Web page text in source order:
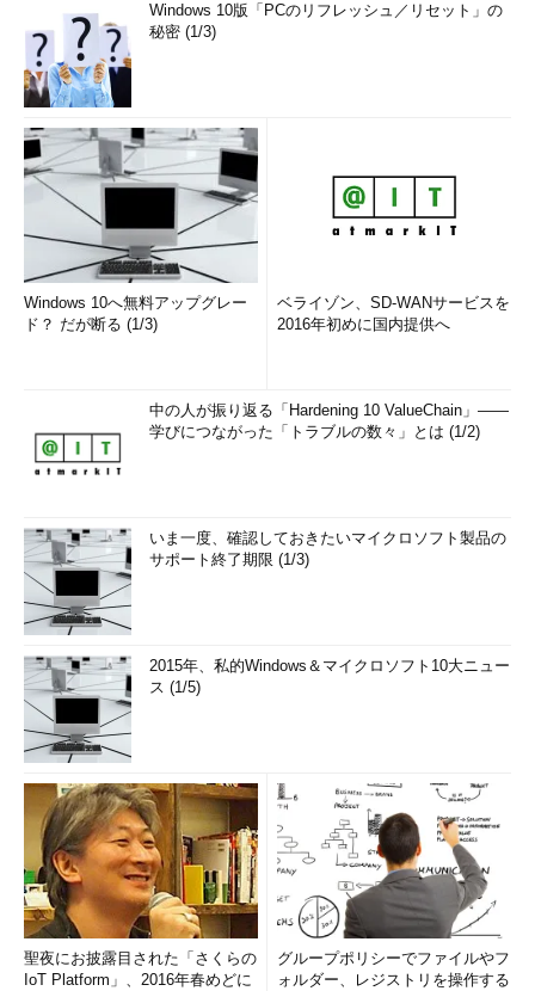
Windows 10版「PCのリフレッシュ／リセット」の
秘密 (1/3)
Windows 10へ無料アップグレー
ド？ だが断る (1/3)
ベライゾン、SD-WANサービスを
2016年初めに国内提供へ
中の人が振り返る「Hardening 10 ValueChain」――
学びにつながった「トラブルの数々」とは (1/2)
いま一度、確認しておきたいマイクロソフト製品の
サポート終了期限 (1/3)
2015年、私的Windows＆マイクロソフト10大ニュー
ス (1/5)
聖夜にお披露目された「さくらの
IoT Platform」、2016年春めどに
グループポリシーでファイルやフ
ォルダー、レジストリを操作する